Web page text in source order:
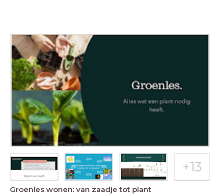
Groenles wonen: van zaadje tot plant